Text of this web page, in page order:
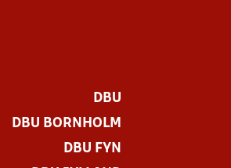
DBU
DBU BORNHOLM
DBU FYN